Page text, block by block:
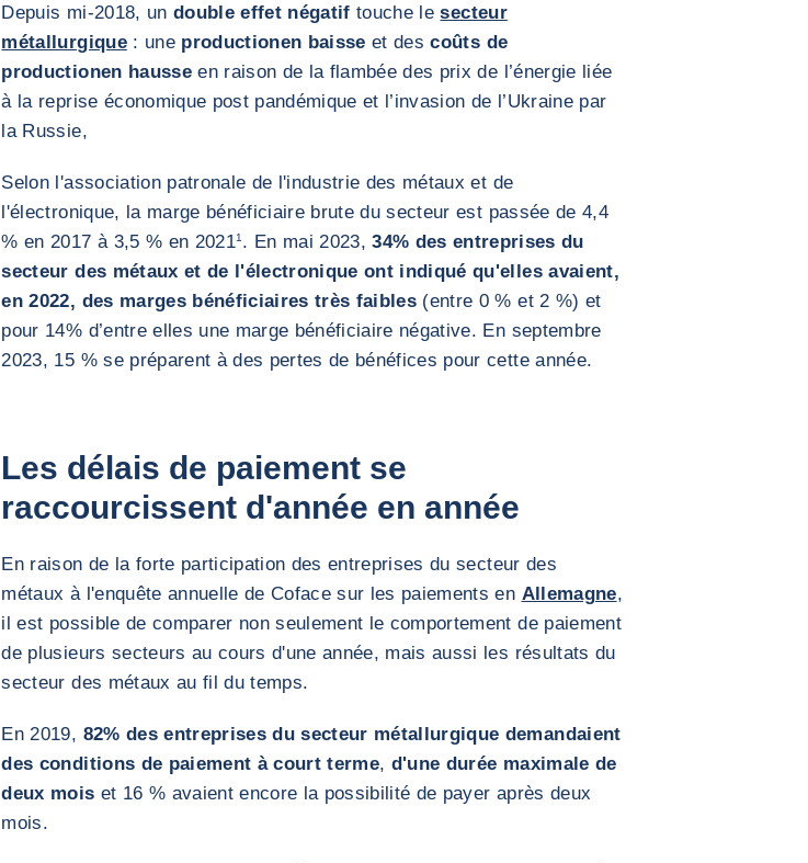
Depuis mi-2018, un double effet négatif touche lesecteur
métallurgique: une productionen baisse et descoûts de
productionen hausseen raison de la flambée des prix de l’énergie liée
à la reprise économique post pandémique et l’invasion de l’Ukraine par
la Russie,
Selon l'association patronale de l'industrie des métaux et de
l'électronique, la marge bénéficiaire brute du secteur est passée de 4,4
% en 2017 à 3,5 % en 20211 . En mai 2023,34% des entreprises du
secteur des métaux et de l'électronique ont indiqué qu'elles avaient,
en 2022, des marges bénéficiaires très faibles (entre 0 % et 2 %) et
pour 14% d’entre elles une marge bénéficiaire négative. En septembre
2023, 15 % se préparent à des pertes de bénéfices pour cette année.
Les délais de paiement se
raccourcissent d'année en année
En raison de la forte participation des entreprises du secteur des
métaux à l'enquête annuelle de Coface sur les paiements en Allemagne,
il est possible de comparer non seulement le comportement de paiement
de plusieurs secteurs au cours d'une année, mais aussi les résultats du
secteur des métaux au fil du temps.
En 2019, 82% des entreprises du secteur métallurgique demandaient
des conditions de paiement à court terme, d'une durée maximale de
deux mois et 16 % avaient encore la possibilité de payer après deux
mois.